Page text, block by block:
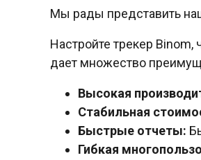
Мы рады представить
Настройте трекер Binom,
дает множество
Высокая
Стабильная
Быстрые отчеты:
Гибкая